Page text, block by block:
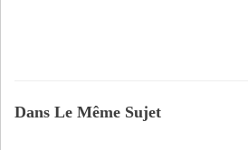
Dans Le Même Sujet